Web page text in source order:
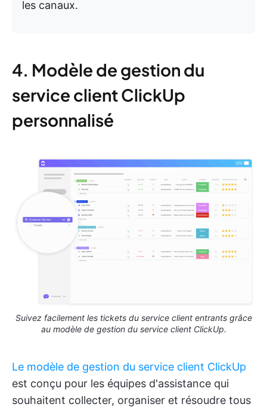
les canaux.
4. Modèle de gestion du
service client ClickUp
personnalisé
Suivez facilement les tickets du service client entrants grâce
au modèle de gestion du service client ClickUp.
Le modèle de gestion du service client ClickUp
est conçu pour les équipes d'assistance qui
souhaitent collecter, organiser et résoudre tous